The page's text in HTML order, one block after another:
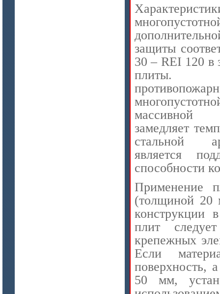
защиты
30 – REI 120 в
плиты.
массивной
замедляет
стальной
является
способности
Применение
(толщиной 20
конструкции
плит
крепежных
Если
поверхность,
50 мм,